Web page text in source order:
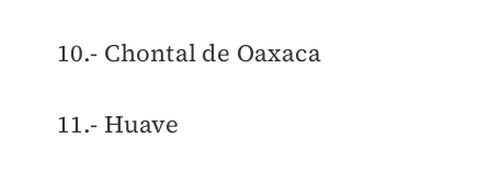
10.- Chontal de Oaxaca
11.- Huave